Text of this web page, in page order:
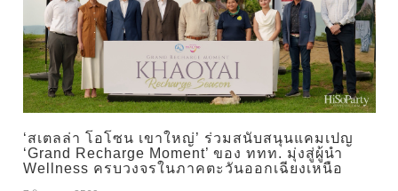
‘สเตลล่า โอโซน เขาใหญ่’ ร่วมสนับสนุนแคมเปญ
‘Grand Recharge Moment’ ของ ททท. มุ่งสู่ผู้นำ
Wellness ครบวงจรในภาคตะวันออกเฉียงเหนือ